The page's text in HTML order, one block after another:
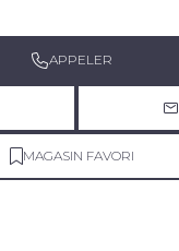
APPELER
MAGASIN FAVORI